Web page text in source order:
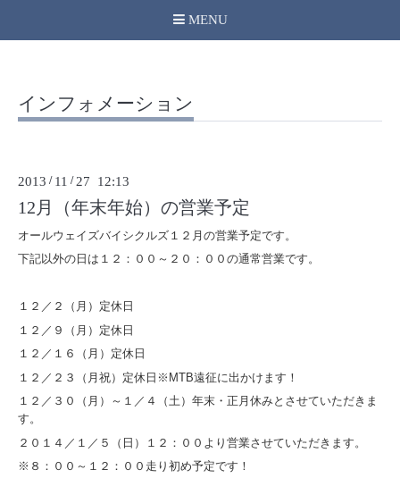
MENU
インフォメーション
2013 / 11 / 27 12:13
12月（年末年始）の営業予定
オールウェイズバイシクルズ１２月の営業予定です。
下記以外の日は１２：００～２０：００の通常営業です。
１２／２（月）定休日
１２／９（月）定休日
１２／１６（月）定休日
１２／２３（月祝）定休日※MTB遠征に出かけます！
１２／３０（月）～１／４（土）年末・正月休みとさせていただきま
す。
２０１４／１／５（日）１２：００より営業させていただきます。
※８：００～１２：００走り初め予定です！